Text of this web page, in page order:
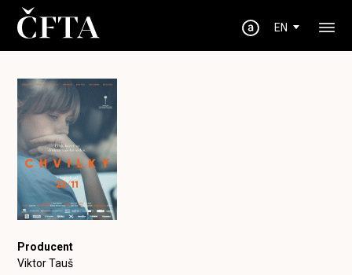
EN
Producent
Viktor Tauš